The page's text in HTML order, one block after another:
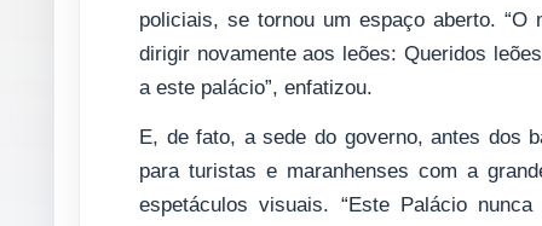
policiais, se tornou um espaço aberto.
dirigir novamente aos leões: Queridos
a este palácio”, enfatizou.
E, de fato, a sede do governo, antes dos
para turistas e maranhenses com a
espetáculos visuais. “Este Palácio